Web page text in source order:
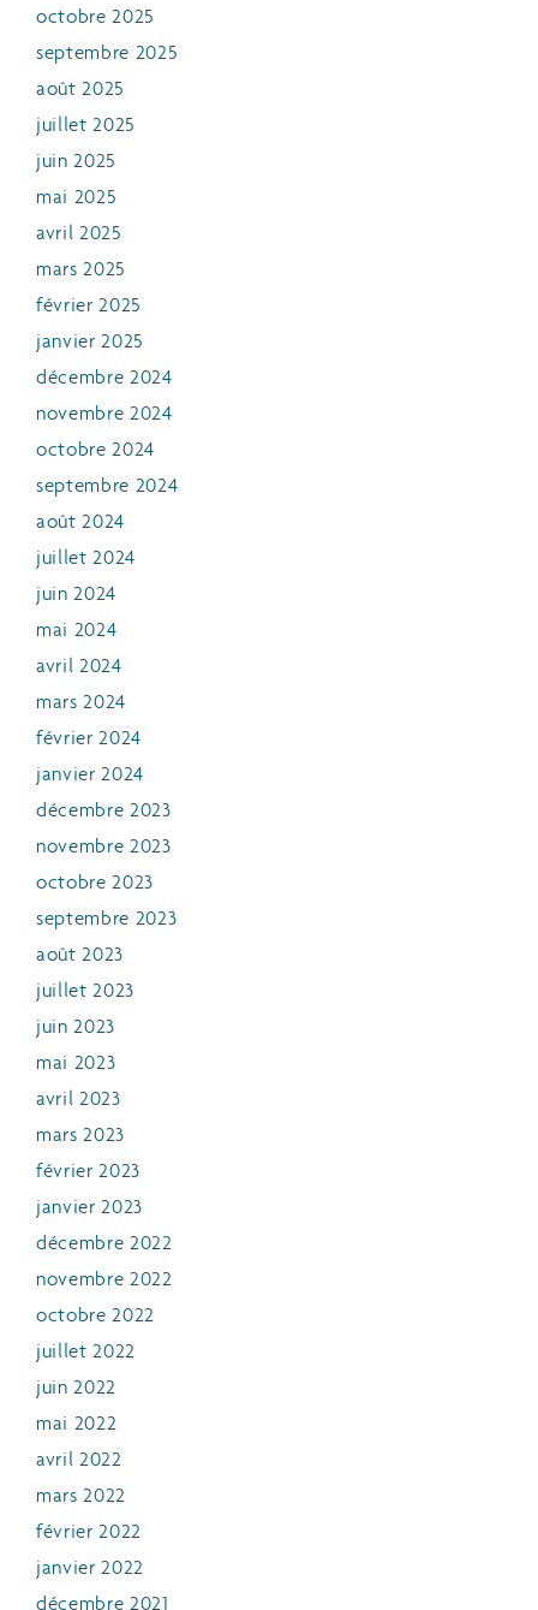
octobre 2025
septembre 2025
août 2025
juillet 2025
juin 2025
mai 2025
avril 2025
mars 2025
février 2025
janvier 2025
décembre 2024
novembre 2024
octobre 2024
septembre 2024
août 2024
juillet 2024
juin 2024
mai 2024
avril 2024
mars 2024
février 2024
janvier 2024
décembre 2023
novembre 2023
octobre 2023
septembre 2023
août 2023
juillet 2023
juin 2023
mai 2023
avril 2023
mars 2023
février 2023
janvier 2023
décembre 2022
novembre 2022
octobre 2022
juillet 2022
juin 2022
mai 2022
avril 2022
mars 2022
février 2022
janvier 2022
décembre 2021